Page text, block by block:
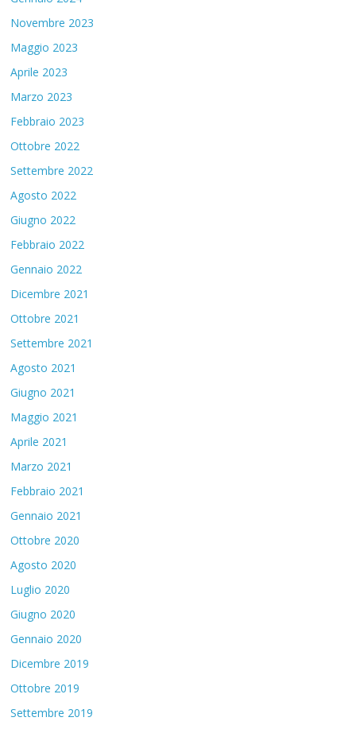
Novembre 2023
Maggio 2023
Aprile 2023
Marzo 2023
Febbraio 2023
Ottobre 2022
Settembre 2022
Agosto 2022
Giugno 2022
Febbraio 2022
Gennaio 2022
Dicembre 2021
Ottobre 2021
Settembre 2021
Agosto 2021
Giugno 2021
Maggio 2021
Aprile 2021
Marzo 2021
Febbraio 2021
Gennaio 2021
Ottobre 2020
Agosto 2020
Luglio 2020
Giugno 2020
Gennaio 2020
Dicembre 2019
Ottobre 2019
Settembre 2019